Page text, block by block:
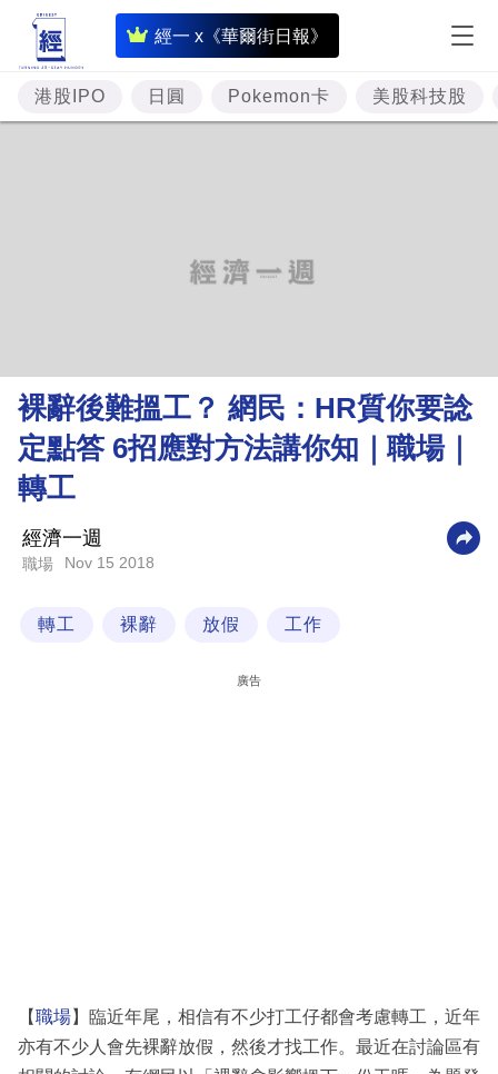
經一 x《華爾街日報》
即
時
財
經
理
財
商
技
場
港股IPO 日圓 Pokemon卡 美股科技股
裸辭後難搵工？ 網民：HR質你要諗
定點答 6招應對方法講你知｜職場｜
轉工
經濟一週
職場 Nov 15 2018
轉工 裸辭 放假 工作
廣告
【職場】臨近年尾，相信有不少打工仔都會考慮轉工，近年
亦有不少人會先裸辭放假，然後才找工作。最近在討論區有